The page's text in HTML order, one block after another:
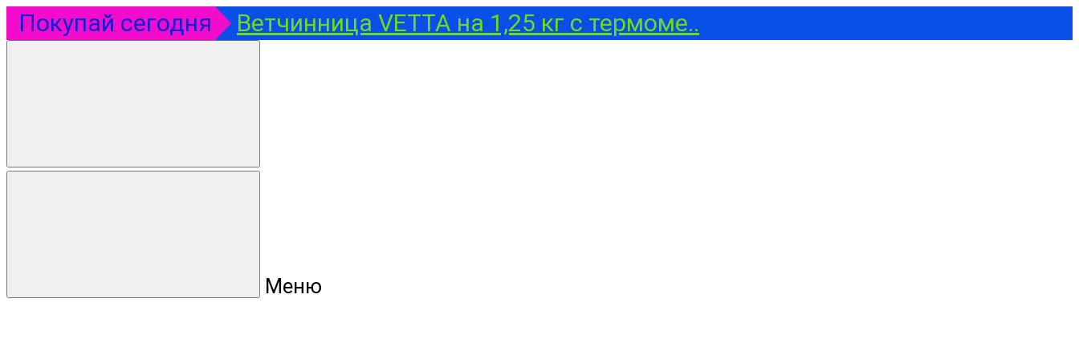
Покупай сегодня Ветчинница VETTA на 1,25 кг с термоме..
Меню